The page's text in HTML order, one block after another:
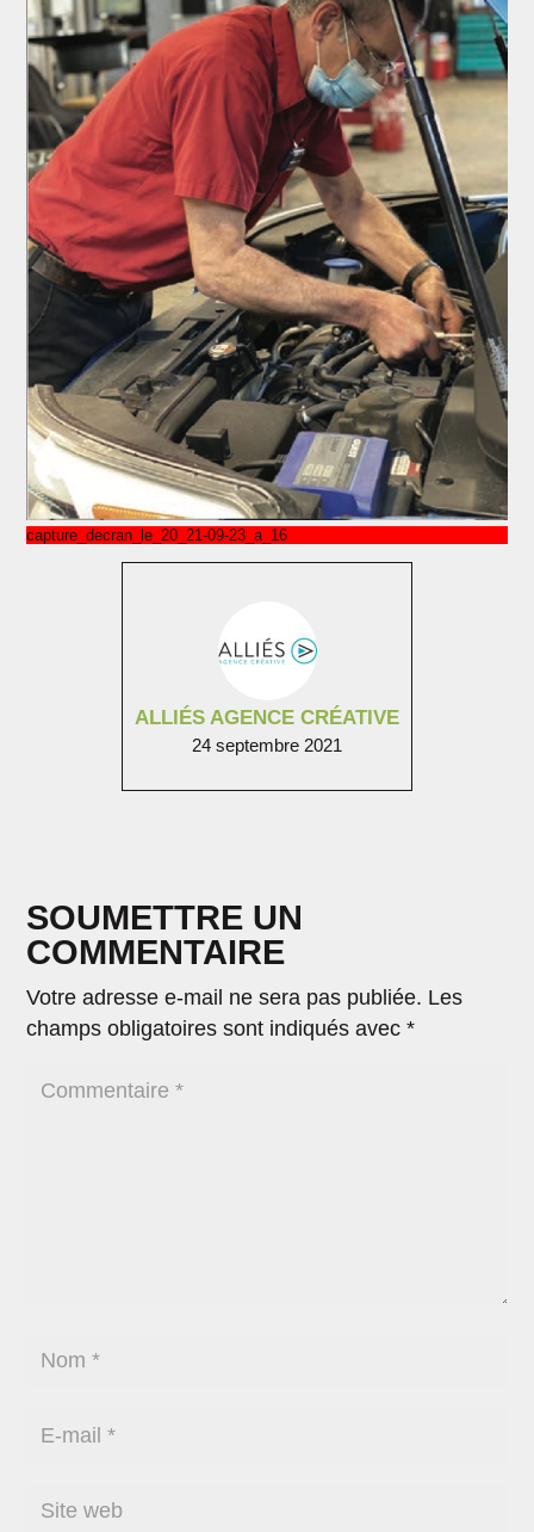
ALLIÉS AGENCE CRÉATIVE
24 septembre 2021
capture_decran_le_20_21-09-23_a_16
SOUMETTRE UN
COMMENTAIRE
Votre adresse e-mail ne sera pas publiée. Les
champs obligatoires sont indiqués avec*